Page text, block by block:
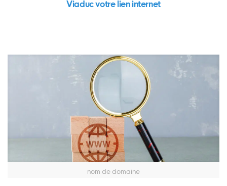
Viaduc votre lien internet
nom de domaine